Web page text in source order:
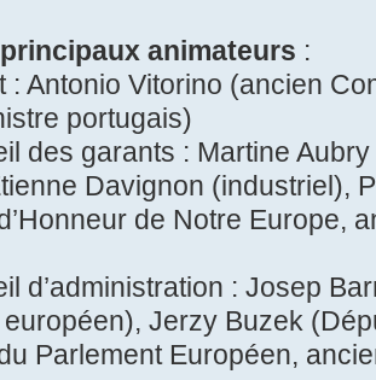
animateurs :
: Antonio Vitorino (ancien
portugais)
des garants : Martine
Davignon (industriel),
de Notre Europe,
d’administration : Josep
européen), Jerzy Buzek
Parlement Européen,